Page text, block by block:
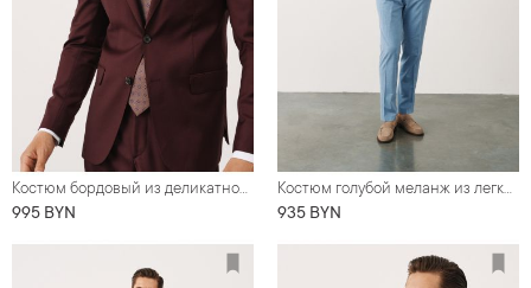
Костюм бордовый из деликатной шерсти
995 BYN
Костюм голубой меланж из легкой ткани
935 BYN